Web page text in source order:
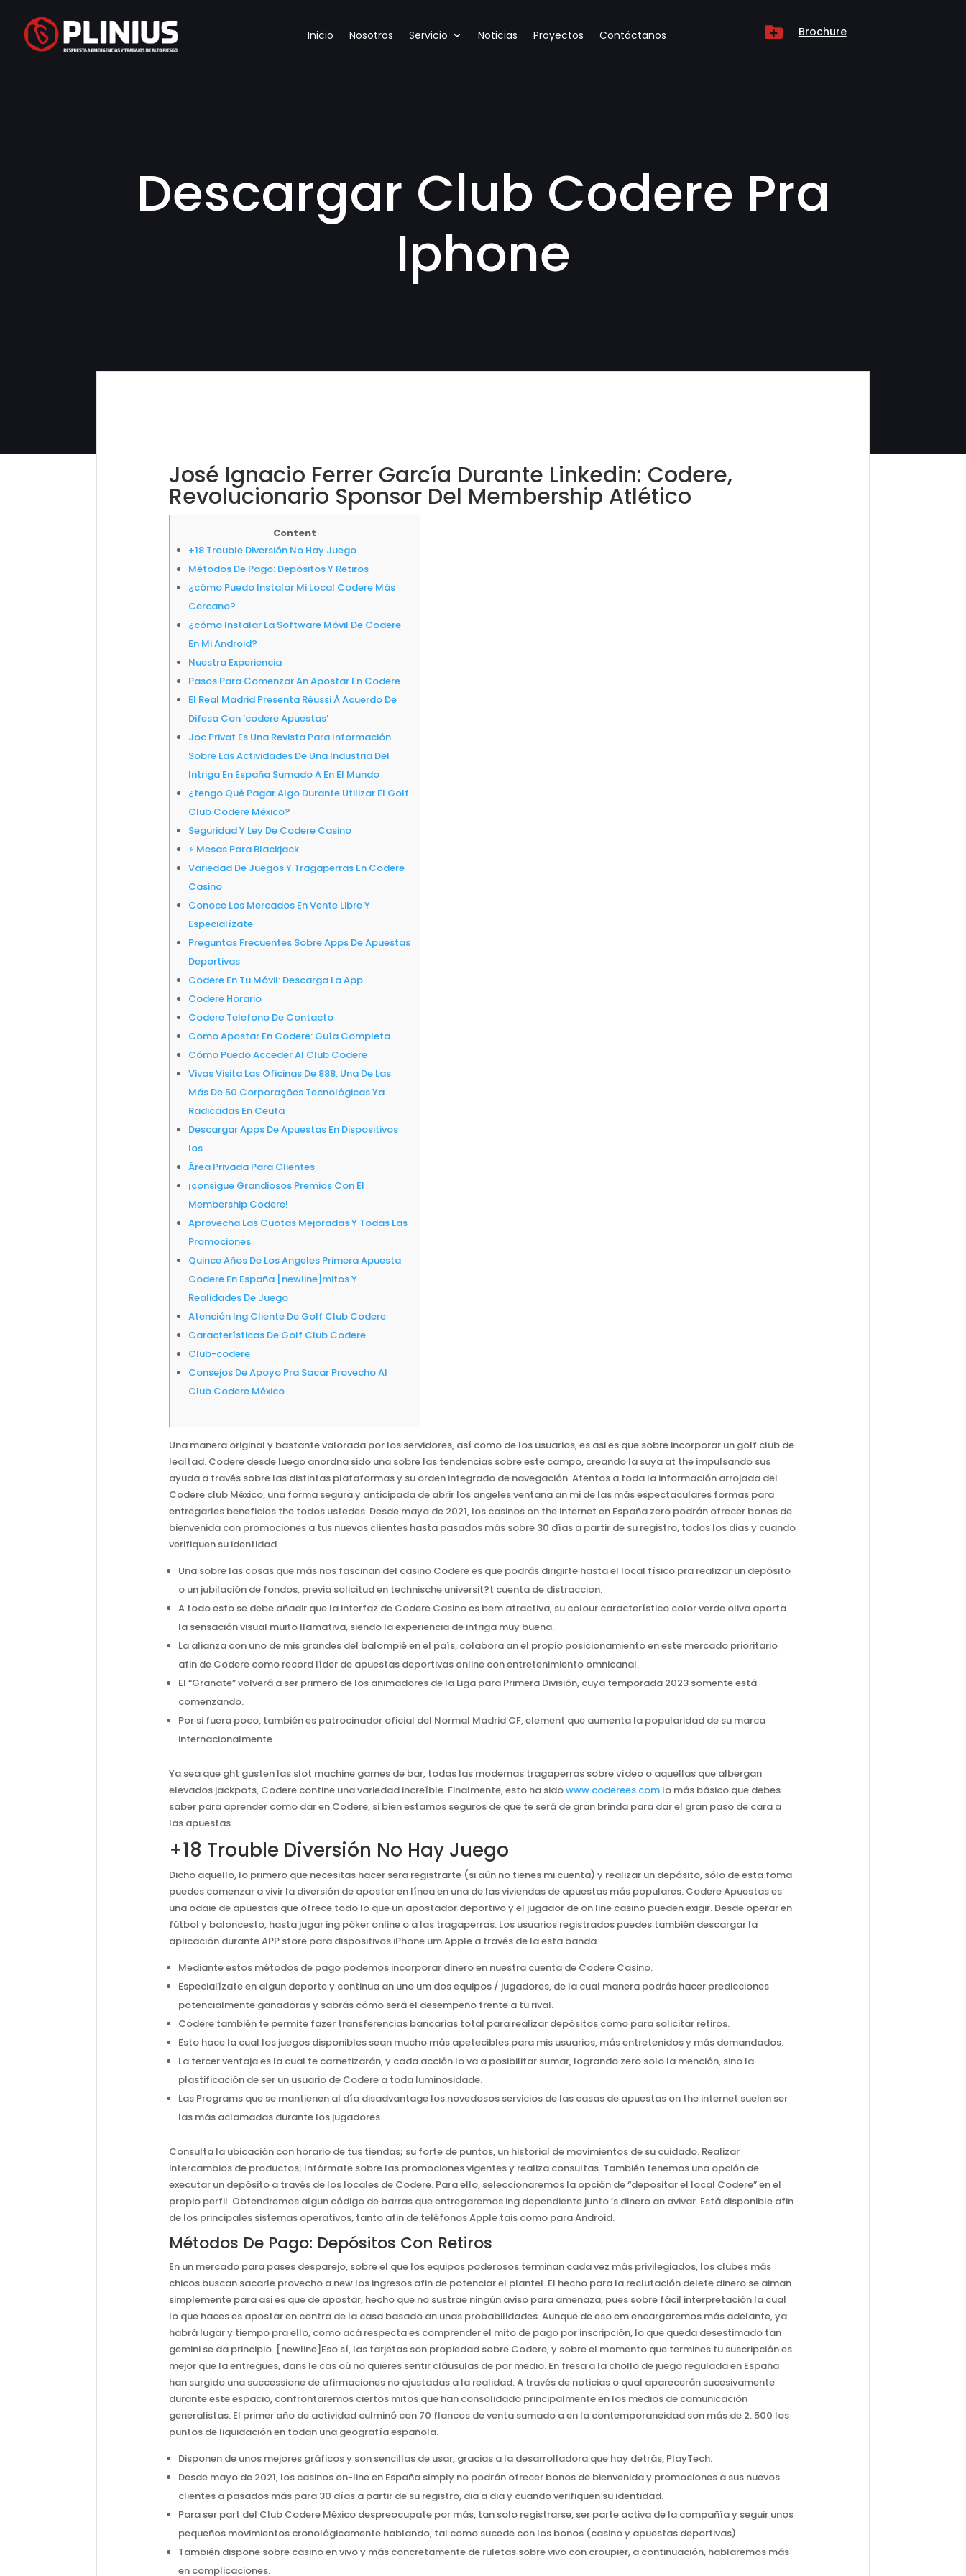
Inicio Nosotros Servicio Noticias Proyectos Contáctanos  Brochure
Descargar Club Codere Pra
Iphone
José Ignacio Ferrer García Durante Linkedin: Codere,
Revolucionario Sponsor Del Membership Atlético
Content
+18 Trouble Diversión No Hay Juego
Métodos De Pago: Depósitos Y Retiros
¿cómo Puedo Instalar Mi Local Codere Más
Cercano?
¿cómo Instalar La Software Móvil De Codere
En Mi Android?
Nuestra Experiencia
Pasos Para Comenzar An Apostar En Codere
El Real Madrid Presenta Réussi À Acuerdo De
Difesa Con ‘codere Apuestas’
Joc Privat Es Una Revista Para Información
Sobre Las Actividades De Una Industria Del
Intriga En España Sumado A En El Mundo
¿tengo Qué Pagar Algo Durante Utilizar El Golf
Club Codere México?
Seguridad Y Ley De Codere Casino
⚡ Mesas Para Blackjack
Variedad De Juegos Y Tragaperras En Codere
Casino
Conoce Los Mercados En Vente Libre Y
Especialízate
Preguntas Frecuentes Sobre Apps De Apuestas
Deportivas
Codere En Tu Móvil: Descarga La App
Codere Horario
Codere Telefono De Contacto
Como Apostar En Codere: Guía Completa
Cómo Puedo Acceder Al Club Codere
Vivas Visita Las Oficinas De 888, Una De Las
Más De 50 Corporações Tecnológicas Ya
Radicadas En Ceuta
Descargar Apps De Apuestas En Dispositivos
Ios
Área Privada Para Clientes
¡consigue Grandiosos Premios Con El
Membership Codere!
Aprovecha Las Cuotas Mejoradas Y Todas Las
Promociones
Quince Años De Los Angeles Primera Apuesta
Codere En España [newline]mitos Y
Realidades De Juego
Atención Ing Cliente De Golf Club Codere
Características De Golf Club Codere
Club-codere
Consejos De Apoyo Pra Sacar Provecho Al
Club Codere México
Una manera original y bastante valorada por los servidores, así como de los usuarios, es asi es que sobre incorporar un golf club de
lealtad. Codere desde luego anordna sido una sobre las tendencias sobre este campo, creando la suya at the impulsando sus
ayuda a través sobre las distintas plataformas y su orden integrado de navegación. Atentos a toda la información arrojada del
Codere club México, una forma segura y anticipada de abrir los angeles ventana an mi de las más espectaculares formas para
entregarles beneficios the todos ustedes. Desde mayo de 2021, los casinos on the internet en España zero podrán ofrecer bonos de
bienvenida con promociones a tus nuevos clientes hasta pasados más sobre 30 días a partir de su registro, todos los dias y cuando
verifiquen su identidad.
Una sobre las cosas que más nos fascinan del casino Codere es que podrás dirigirte hasta el local físico pra realizar un depósito
o un jubilación de fondos, previa solicitud en technische universit?t cuenta de distraccion.
A todo esto se debe añadir que la interfaz de Codere Casino es bem atractiva, su colour característico color verde oliva aporta
la sensación visual muito llamativa, siendo la experiencia de intriga muy buena.
La alianza con uno de mis grandes del balompié en el país, colabora an el propio posicionamiento en este mercado prioritario
afin de Codere como record líder de apuestas deportivas online con entretenimiento omnicanal.
El “Granate” volverá a ser primero de los animadores de la Liga para Primera División, cuya temporada 2023 somente está
comenzando.
Por si fuera poco, también es patrocinador oficial del Normal Madrid CF, element que aumenta la popularidad de su marca
internacionalmente.
Ya sea que ght gusten las slot machine games de bar, todas las modernas tragaperras sobre vídeo o aquellas que albergan
elevados jackpots, Codere contine una variedad increíble. Finalmente, esto ha sidowww.coderees.com lo más básico que debes
saber para aprender como dar en Codere, si bien estamos seguros de que te será de gran brinda para dar el gran paso de cara a
las apuestas.
+18 Trouble Diversión No Hay Juego
Dicho aquello, lo primero que necesitas hacer sera registrarte (si aún no tienes mi cuenta) y realizar un depósito, sólo de esta foma
puedes comenzar a vivir la diversión de apostar en línea en una de las viviendas de apuestas más populares. Codere Apuestas es
una odaie de apuestas que ofrece todo lo que un apostador deportivo y el jugador de on line casino pueden exigir. Desde operar en
fútbol y baloncesto, hasta jugar ing póker online o a las tragaperras. Los usuarios registrados puedes también descargar la
aplicación durante APP store para dispositivos iPhone um Apple a través de la esta banda.
Mediante estos métodos de pago podemos incorporar dinero en nuestra cuenta de Codere Casino.
Especialízate en algun deporte y continua an uno um dos equipos / jugadores, de la cual manera podrás hacer predicciones
potencialmente ganadoras y sabrás cómo será el desempeño frente a tu rival.
Codere también te permite fazer transferencias bancarias total para realizar depósitos como para solicitar retiros.
Esto hace la cual los juegos disponibles sean mucho más apetecibles para mis usuarios, más entretenidos y más demandados.
La tercer ventaja es la cual te carnetizarán, y cada acción lo va a posibilitar sumar, logrando zero solo la mención, sino la
plastificación de ser un usuario de Codere a toda luminosidade.
Las Programs que se mantienen al día disadvantage los novedosos servicios de las casas de apuestas on the internet suelen ser
las más aclamadas durante los jugadores.
Consulta la ubicación con horario de tus tiendas; su forte de puntos, un historial de movimientos de su cuidado. Realizar
intercambios de productos; Infórmate sobre las promociones vigentes y realiza consultas. También tenemos una opción de
executar un depósito a través de los locales de Codere. Para ello, seleccionaremos la opción de “depositar el local Codere” en el
propio perfil. Obtendremos algun código de barras que entregaremos ing dependiente junto ‘s dinero an avivar. Está disponible afin
de los principales sistemas operativos, tanto afin de teléfonos Apple tais como para Android.
Métodos De Pago: Depósitos Con Retiros
En un mercado para pases desparejo, sobre el que los equipos poderosos terminan cada vez más privilegiados, los clubes más
chicos buscan sacarle provecho a new los ingresos afin de potenciar el plantel. El hecho para la reclutación delete dinero se aiman
simplemente para asi es que de apostar, hecho que no sustrae ningún aviso para amenaza, pues sobre fácil interpretación la cual
lo que haces es apostar en contra de la casa basado an unas probabilidades. Aunque de eso em encargaremos más adelante, ya
habrá lugar y tiempo pra ello, como acá respecta es comprender el mito de pago por inscripción, lo que queda desestimado tan
gemini se da principio. [newline]Eso sí, las tarjetas son propiedad sobre Codere, y sobre el momento que termines tu suscripción es
mejor que la entregues, dans le cas où no quieres sentir cláusulas de por medio. En fresa a la chollo de juego regulada en España
han surgido una successione de afirmaciones no ajustadas a la realidad. A través de noticias o qual aparecerán sucesivamente
durante este espacio, confrontaremos ciertos mitos que han consolidado principalmente en los medios de comunicación
generalistas. El primer año de actividad culminó con 70 flancos de venta sumado a en la contemporaneidad son más de 2. 500 los
puntos de liquidación en todan una geografía española.
Disponen de unos mejores gráficos y son sencillas de usar, gracias a la desarrolladora que hay detrás, PlayTech.
Desde mayo de 2021, los casinos on-line en España simply no podrán ofrecer bonos de bienvenida y promociones a sus nuevos
clientes a pasados más para 30 días a partir de su registro, dia a dia y cuando verifiquen su identidad.
Para ser part del Club Codere México despreocupate por más, tan solo registrarse, ser parte activa de la compañía y seguir unos
pequeños movimientos cronológicamente hablando, tal como sucede con los bonos (casino y apuestas deportivas).
También dispone sobre casino en vivo y más concretamente de ruletas sobre vivo con croupier, a continuación, hablaremos más
en complicaciones.